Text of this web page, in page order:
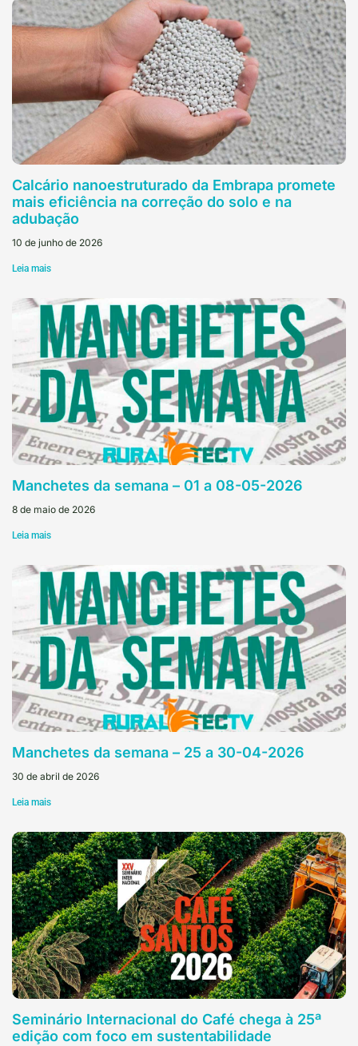
Calcário nanoestruturado da Embrapa promete
mais eficiência na correção do solo e na
adubação
10 de junho de 2026
Leia mais
Manchetes da semana – 01 a 08-05-2026
8 de maio de 2026
Leia mais
Manchetes da semana – 25 a 30-04-2026
30 de abril de 2026
Leia mais
Seminário Internacional do Café chega à 25ª
edição com foco em sustentabilidade